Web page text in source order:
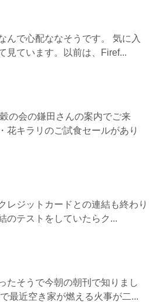
んで心配ななそうです。 気に入
見ています。以前は、Firef...
の会の鎌田さんの案内でご来
花キラリのご試食セールがあり
レジットカードとの連結も終わり
のテストをしていたらク...
たそうで今朝の朝刊で知りまし
最近空き家が燃える火事が二...